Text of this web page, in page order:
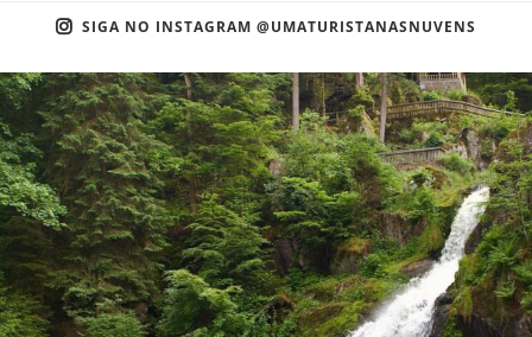
SIGA NO INSTAGRAM @UMATURISTANASNUVENS